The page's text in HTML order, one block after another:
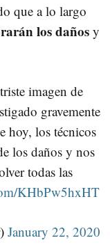
que a lo largo
los daños y
imagen de
gravemente
hoy, los técnicos
los daños y nos
todas las
KHbPw5hxHT
January 22, 2020